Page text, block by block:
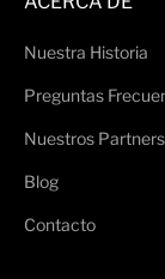
Nuestra Historia
Preguntas
Nuestros Partners
Blog
Contacto